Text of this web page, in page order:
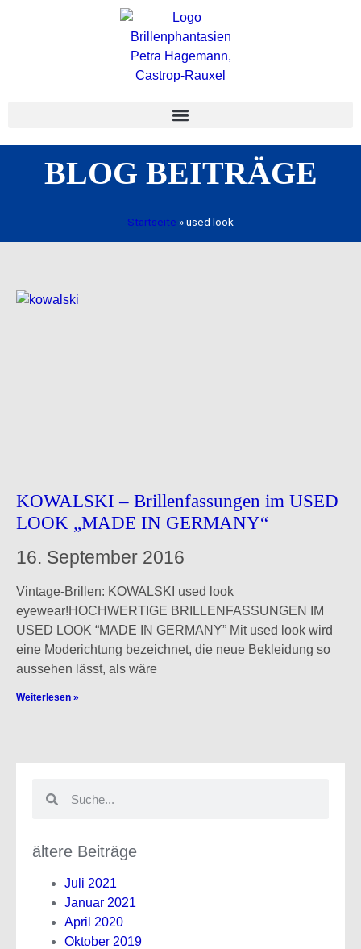
BLOG BEITRÄGE
Startseite »used look
KOWALSKI – Brillenfassungen im USED
LOOK „MADE IN GERMANY“
16. September 2016
Vintage-Brillen: KOWALSKI used look
eyewear!HOCHWERTIGE BRILLENFASSUNGEN IM
USED LOOK “MADE IN GERMANY” Mit used look wird
eine Moderichtung bezeichnet, die neue Bekleidung so
aussehen lässt, als wäre
Weiterlesen »
ältere Beiträge
Juli 2021
Januar 2021
April 2020
Oktober 2019